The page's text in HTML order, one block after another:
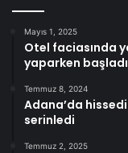
Mayıs 1, 2025
Otel faciasında
yaparken başladı
Temmuz 8, 2024
Adana’da
serinledi
Temmuz 2, 2025